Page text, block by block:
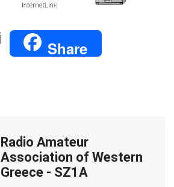
E
l
Share
Radio Amateur
Association of Western
Greece - SZ1A